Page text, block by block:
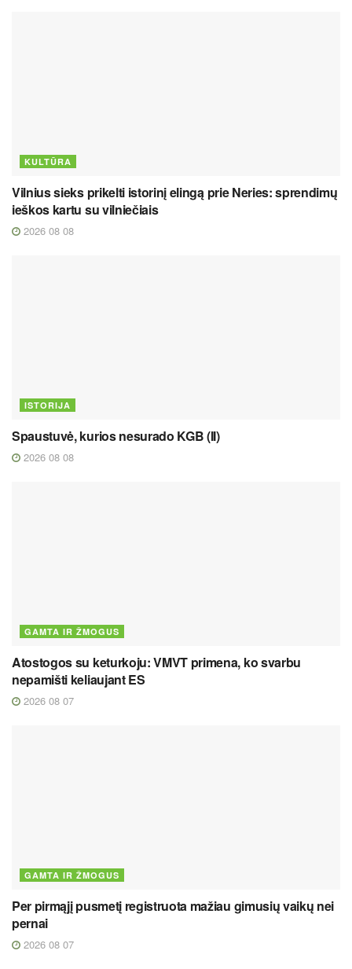
KULTŪRA
Vilnius sieks prikelti istorinį elingą prie Neries: sprendimų
ieškos kartu su vilniečiais
2026 08 08
ISTORIJA
Spaustuvė, kurios nesurado KGB (II)
2026 08 08
GAMTA IR ŽMOGUS
Atostogos su keturkoju: VMVT primena, ko svarbu
nepamišti keliaujant ES
2026 08 07
GAMTA IR ŽMOGUS
Per pirmąjį pusmetį registruota mažiau gimusių vaikų nei
pernai
2026 08 07